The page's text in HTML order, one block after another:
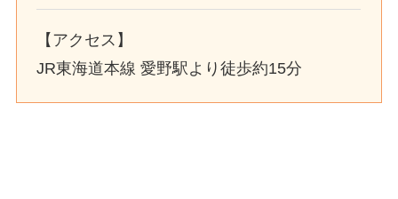
【アクセス】
JR東海道本線 愛野駅より徒歩約15分